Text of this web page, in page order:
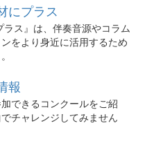
にプラス
ラス』は、伴奏音源やコラム
をより身近に活用するため
報
できるコンクールをご紹
チャレンジしてみません